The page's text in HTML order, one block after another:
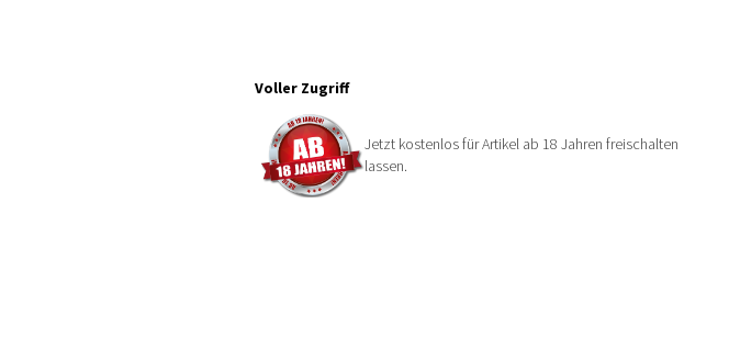
Voller Zugriff
Jetzt kostenlos für Artikel ab 18 Jahren freischalten
lassen.